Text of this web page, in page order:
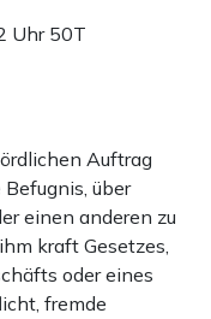
Uhr 50T
Auftrag
über
einen anderen zu
kraft Gesetzes,
oder eines
fremde